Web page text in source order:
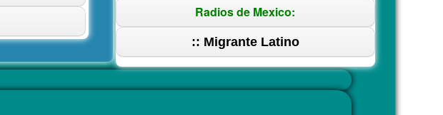
Radios de Mexico:
:: Migrante Latino